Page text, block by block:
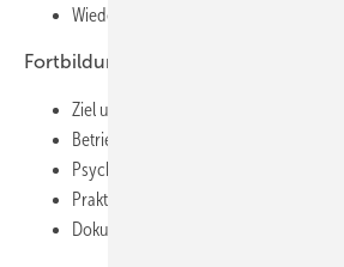
Wiedereingliederung als Chance
Fortbildung
Ziel und Aufgabe von
Betrieblicher Nutzen
Psychische Belastungen
Praktische Durchführung
Dokumentation